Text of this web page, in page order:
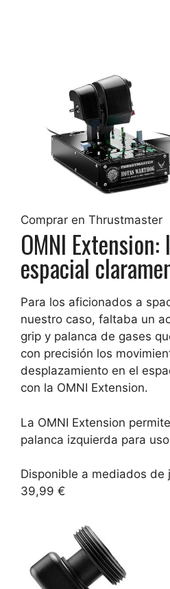
Comprar en Thrustmaster
OMNI
espacial
Para los aficionados a
nuestro caso, faltaba un
grip y palanca de gases
con precisión los
desplazamiento en el
con la OMNI Extension.
La OMNI Extension
palanca izquierda para
Disponible a mediados de
39,99 €